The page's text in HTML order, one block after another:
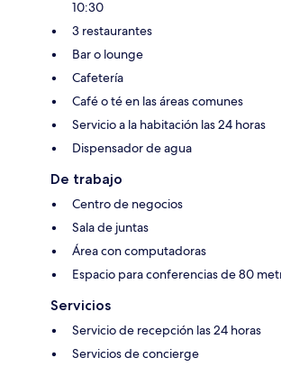
10:30
3 restaurantes
Bar o lounge
Cafetería
Café o té en las áreas comunes
Servicio a la habitación las 24 horas
Dispensador de agua
De trabajo
Centro de negocios
Sala de juntas
Área con computadoras
Espacio para conferencias de 80
Servicios
Servicio de recepción las 24 horas
Servicios de concierge